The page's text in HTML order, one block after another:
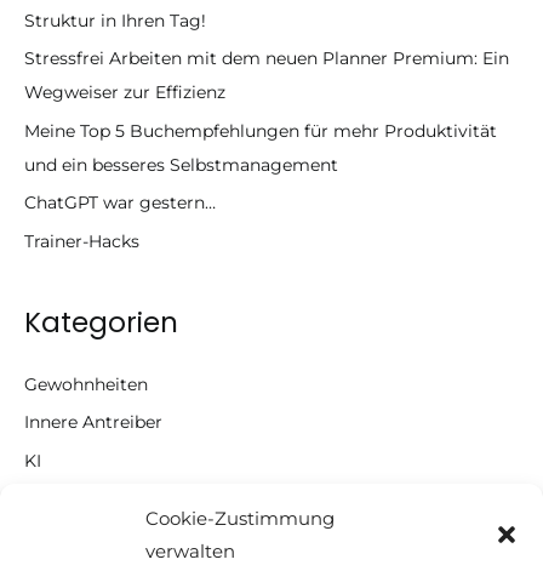
Cookie-Zustimmung
verwalten
Struktur in Ihren Tag!
Stressfrei Arbeiten mit dem neuen Planner Premium: Ein
Wegweiser zur Effizienz
Meine Top 5 Buchempfehlungen für mehr Produktivität
und ein besseres Selbstmanagement
ChatGPT war gestern…
Trainer-Hacks
Kategorien
Gewohnheiten
Innere Antreiber
KI